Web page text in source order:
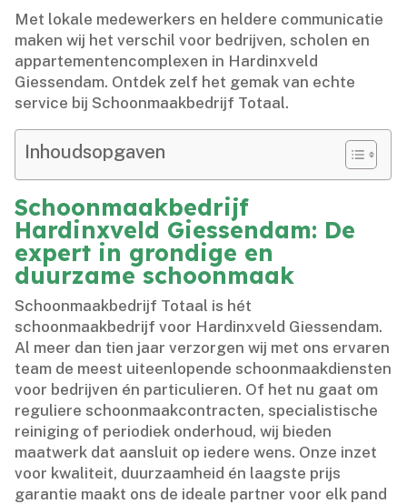
Met lokale medewerkers en heldere communicatie
maken wij het verschil voor bedrijven, scholen en
appartementencomplexen in Hardinxveld
Giessendam.​ Ontdek zelf het gemak van echte
service bij Schoonmaakbedrijf Totaal.​
Inhoudsopgaven
Schoonmaakbedrijf
Hardinxveld Giessendam: De
expert in grondige en
duurzame schoonmaak
Schoonmaakbedrijf Totaal is hét
schoonmaakbedrijf voor Hardinxveld Giessendam.​
Al meer dan tien jaar verzorgen wij met ons ervaren
team de meest uiteenlopende schoonmaakdiensten
voor bedrijven én particulieren.​ Of het nu gaat om
reguliere schoonmaakcontracten, specialistische
reiniging of periodiek onderhoud, wij bieden
maatwerk dat aansluit op iedere wens.​ Onze inzet
voor kwaliteit, duurzaamheid én laagste prijs
garantie maakt ons de ideale partner voor elk pand